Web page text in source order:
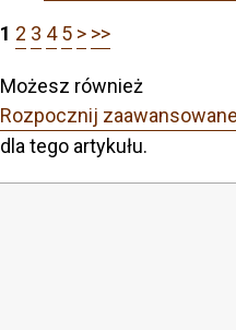
1 2 3 4 5 > >>
Możesz również
Rozpocznij
dla tego artykułu.